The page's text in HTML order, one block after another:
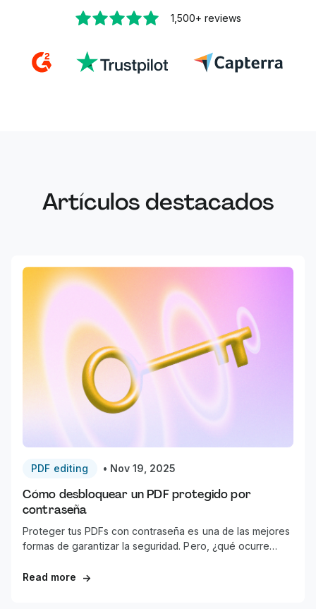
1,500+ reviews
Artículos destacados
PDF editing • Nov 19, 2025
Cómo desbloquear un PDF protegido por
contraseña
Proteger tus PDFs con contraseña es una de las mejores
formas de garantizar la seguridad. Pero, ¿qué ocurre
días? Hay una solución.
Read more →